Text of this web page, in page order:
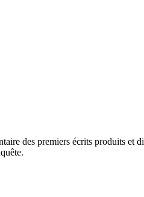
des premiers écrits produits